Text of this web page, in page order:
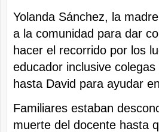
Yolanda Sánchez, la
a la comunidad para dar
hacer el recorrido por los
educador inclusive
hasta David para ayudar
Familiares estaban
muerte del docente hasta